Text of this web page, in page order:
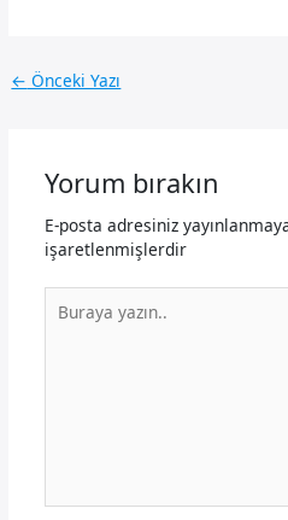
← Önceki Yazı
Yorum bırakın
E-posta adresiniz
işaretlenmişlerdir
yazın..